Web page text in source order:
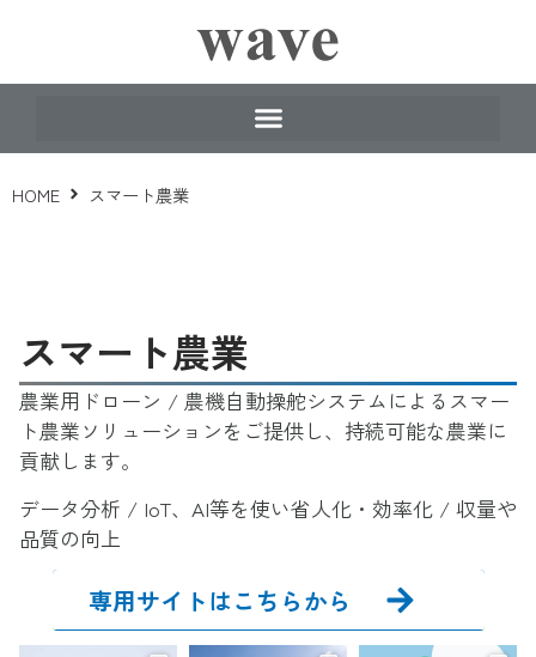
HOME スマート農業
スマート農業
農業用ドローン / 農機自動操舵システムによるスマー
ト農業ソリューションをご提供し、持続可能な農業に
貢献します。
データ分析 / IoT、AI等を使い省人化・効率化 / 収量や
品質の向上
専用サイトはこちらから